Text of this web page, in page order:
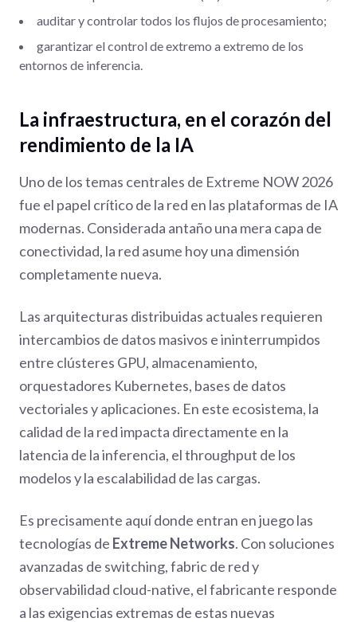
auditar y controlar todos los flujos de procesamiento;
garantizar el control de extremo a extremo de los
entornos de inferencia.
La infraestructura, en el corazón del
rendimiento de la IA
Uno de los temas centrales de Extreme NOW 2026
fue el papel crítico de la red en las plataformas de IA
modernas. Considerada antaño una mera capa de
conectividad, la red asume hoy una dimensión
completamente nueva.
Las arquitecturas distribuidas actuales requieren
intercambios de datos masivos e ininterrumpidos
entre clústeres GPU, almacenamiento,
orquestadores Kubernetes, bases de datos
vectoriales y aplicaciones. En este ecosistema, la
calidad de la red impacta directamente en la
latencia de la inferencia, el throughput de los
modelos y la escalabilidad de las cargas.
Es precisamente aquí donde entran en juego las
tecnologías de Extreme Networks. Con soluciones
avanzadas de switching, fabric de red y
observabilidad cloud-native, el fabricante responde
a las exigencias extremas de estas nuevas